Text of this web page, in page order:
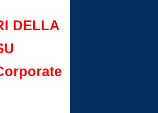
DELLA